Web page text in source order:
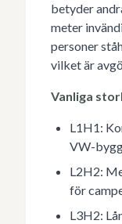
betyder
meter
personer
vilket är
Vanliga
L1H1:
VW-
L2H2:
för
L3H2: